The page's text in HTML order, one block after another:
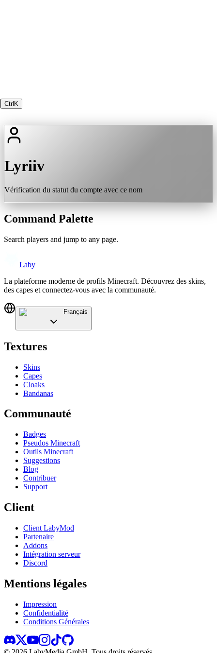
Ctrl K
Lyriiv
Vérification du statut du compte avec ce nom
Command Palette
Search players and jump to any page.
Laby
La plateforme moderne de profils Minecraft. Découvrez des skins,
des capes et connectez-vous avec la communauté.
Français
Textures
Skins
Capes
Cloaks
Bandanas
Communauté
Badges
Pseudos Minecraft
Outils Minecraft
Suggestions
Blog
Contribuer
Support
Client
Client LabyMod
Partenaire
Addons
Intégration serveur
Discord
Mentions légales
Impression
Confidentialité
Conditions Générales